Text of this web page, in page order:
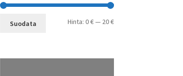
Minimihinta
Maksimihinta
Suodata Hinta: 0 €— 20 €